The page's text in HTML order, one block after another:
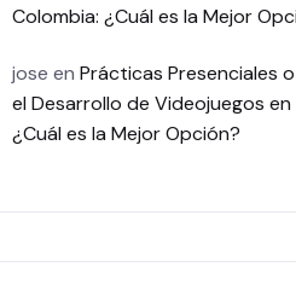
Colombia: ¿Cuál es la Mejor
jose en Prácticas Presenciales
el Desarrollo de Videojuegos en
¿Cuál es la Mejor Opción?